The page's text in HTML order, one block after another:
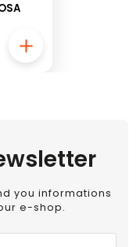
you informations
e-shop.